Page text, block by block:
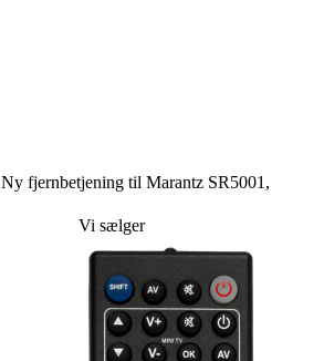
Ny fjernbetjening til Marantz SR5001,
Vi sælger